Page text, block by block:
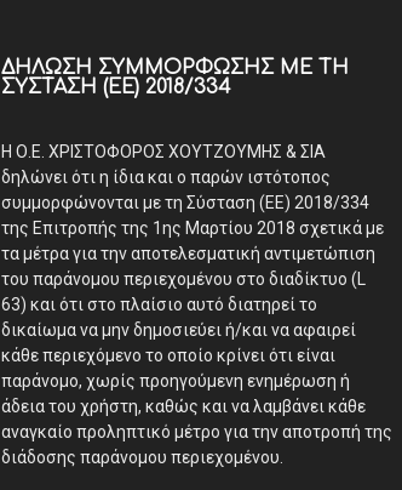
ΔΉΛΩΣΗ ΣΥΜΜΌΡΦΩΣΗΣ ΜΕ ΤΗ
ΣΎΣΤΑΣΗ (ΕΕ) 2018/334
Η Ο.Ε. ΧΡΙΣΤΟΦΟΡΟΣ ΧΟΥΤΖΟΥΜΗΣ & ΣΙΑ
δηλώνει ότι η ίδια και ο παρών ιστότοπος
συμμορφώνονται με τη Σύσταση (ΕΕ) 2018/334
της Επιτροπής της 1ης Μαρτίου 2018 σχετικά με
τα μέτρα για την αποτελεσματική αντιμετώπιση
του παράνομου περιεχομένου στο διαδίκτυο (L
63) και ότι στο πλαίσιο αυτό διατηρεί το
δικαίωμα να μην δημοσιεύει ή/και να αφαιρεί
κάθε περιεχόμενο το οποίο κρίνει ότι είναι
παράνομο, χωρίς προηγούμενη ενημέρωση ή
άδεια του χρήστη, καθώς και να λαμβάνει κάθε
αναγκαίο προληπτικό μέτρο για την αποτροπή της
διάδοσης παράνομου περιεχομένου.